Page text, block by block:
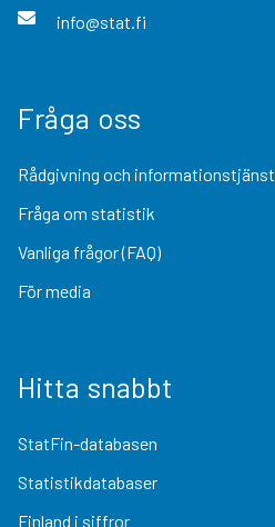
info@stat.fi
Fråga oss
Rådgivning och informationstjänst
Fråga om statistik
Vanliga frågor (FAQ)
För media
Hitta snabbt
StatFin-databasen
Statistikdatabaser
Finland i siffror